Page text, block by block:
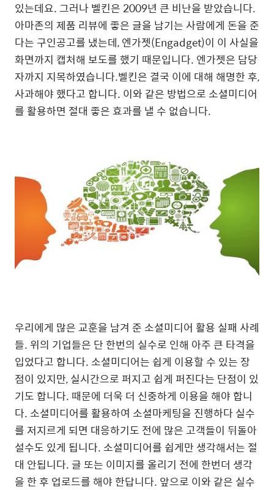
있는데요. 그러나 벨킨은 2009년 큰 비난을 받았습니다.
아마존의 제품 리뷰에 좋은 글을 남기는 사람에게 돈을 준
다는 구인공고를 냈는데, 엔가젯(Engadget)이 이 사실을
화면까지 캡처해 보도를 했기 때문입니다. 엔가젯은 담당
자까지 지목하였습니다.벨킨은 결국 이에 대해 해명한 후,
사과해야 했다고 합니다. 이와 같은 방법으로 소셜미디어
를 활용하면 절대 좋은 효과를 낼 수 없습니다.
우리에게 많은 교훈을 남겨 준 소셜미디어 활용 실패 사례
들. 위의 기업들은 단 한번의 실수로 인해 아주 큰 타격을
입었다고 합니다. 소셜미디어는 쉽게 이용할 수 있는 장
점이 있지만, 실시간으로 퍼지고 쉽게 퍼진다는 단점이 있
기도 합니다. 때문에 더욱 더 신중하게 이용을 해야 합니
다. 소셜미디어를 활용하여 소셜마케팅을 진행하다 실수
를 저지르게 되면 대응하기도 전에 많은 고객들이 뒤돌아
설수도 있게 됩니다. 소셜미디어를 쉽게만 생각해서는 절
대 안됩니다. 글 또는 이미지를 올리기 전에 한번더 생각
을 한 후 업로드를 해야 한답니다. 앞으로 이와 같은 실수